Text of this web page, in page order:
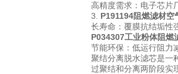
高精度需求：电子芯片
3. P191194阻燃滤材空
长寿命：覆膜抗结垢性
P034307工业粉体阻燃
节能环保：低运行阻力
聚结分离脱水滤芯是一
过聚结和分离两阶段实